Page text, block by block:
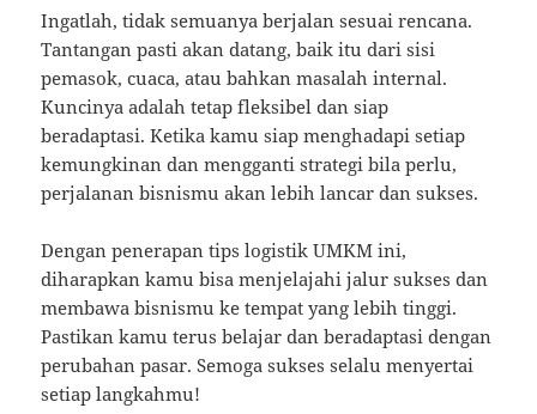
Ingatlah, tidak semuanya berjalan sesuai rencana.
Tantangan pasti akan datang, baik itu dari sisi
pemasok, cuaca, atau bahkan masalah internal.
Kuncinya adalah tetap fleksibel dan siap
beradaptasi. Ketika kamu siap menghadapi setiap
kemungkinan dan mengganti strategi bila perlu,
perjalanan bisnismu akan lebih lancar dan sukses.
Dengan penerapan tips logistik UMKM ini,
diharapkan kamu bisa menjelajahi jalur sukses dan
membawa bisnismu ke tempat yang lebih tinggi.
Pastikan kamu terus belajar dan beradaptasi dengan
perubahan pasar. Semoga sukses selalu menyertai
setiap langkahmu!